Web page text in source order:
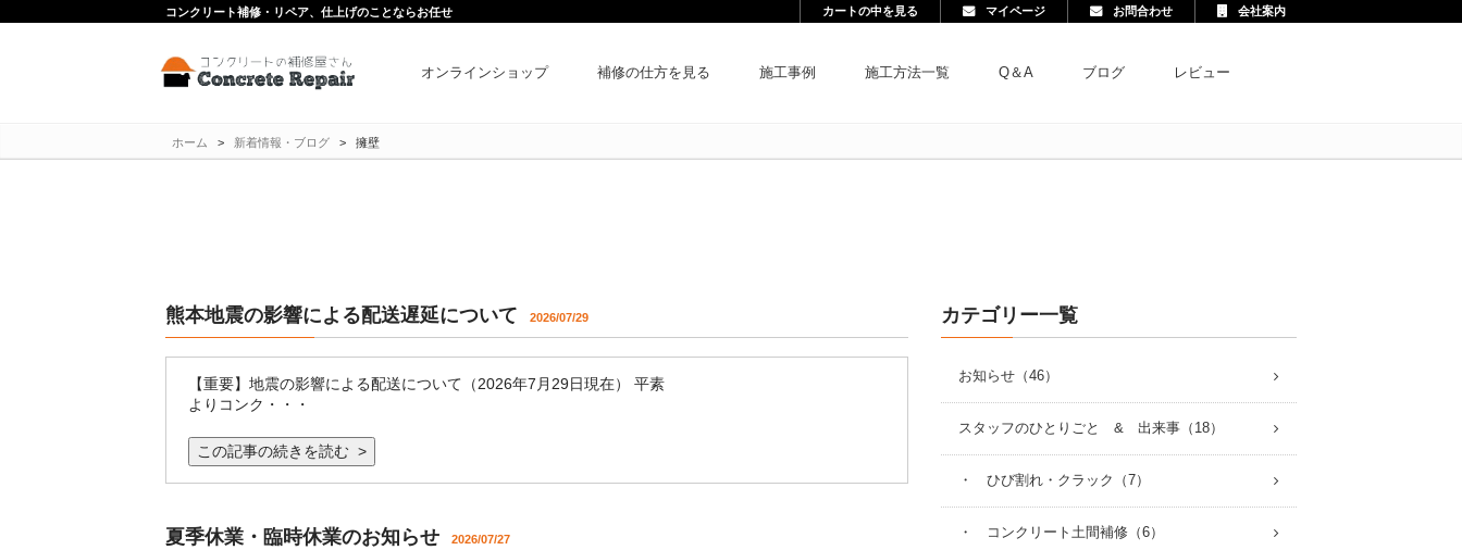
コンクリート補修・リペア、仕上げのことならお任せ カートの中を見る マイページ お問合わせ 会社案内
オンラインショップ 補修の仕方を見る 施工事例 施工方法一覧 Q＆A ブログ レビュー
ホーム > 新着情報・ブログ > 擁壁
熊本地震の影響による配送遅延について 2026/07/29
【重要】地震の影響による配送について（2026年7月29日現在） 平素
よりコンク・・・
この記事の続きを読む >
夏季休業・臨時休業のお知らせ 2026/07/27
カテゴリー一覧
お知らせ（46）
スタッフのひとりごと & 出来事（18）
・ ひび割れ・クラック（7）
・ コンクリート土間補修（6）